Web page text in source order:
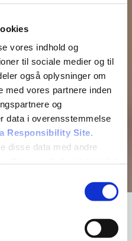
vores indhold og
til sociale medier og til
også oplysninger om
med vores partnere inden
og
data i overensstemmelse
Responsibility Site.
disse data med andre
2027 kl.